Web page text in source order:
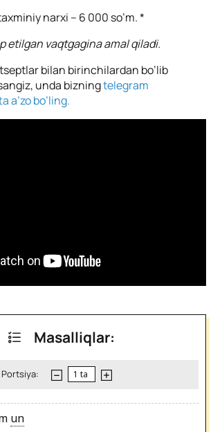
narxi – 6 000 so’m. *
etilgan vaqtgagina amal qiladi.
bilan birinchilardan bo’lib
unda bizningtelegram
a’zo bo’ling.
Masalliqlar:
Portsiya:
un